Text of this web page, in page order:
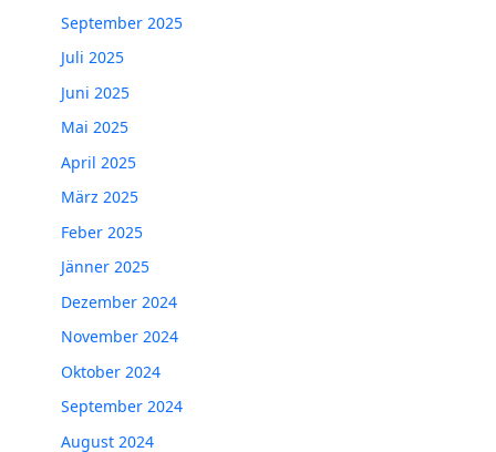
September 2025
Juli 2025
Juni 2025
Mai 2025
April 2025
März 2025
Feber 2025
Jänner 2025
Dezember 2024
November 2024
Oktober 2024
September 2024
August 2024